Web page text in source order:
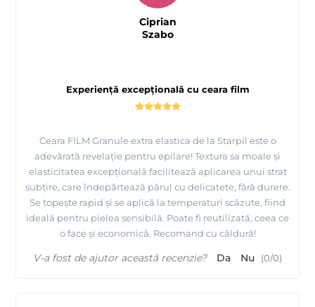
Experiență excepțională cu ceara film
Ceara FILM Granule extra elastica de la Starpil este o
adevărată revelație pentru epilare! Textura sa moale și
elasticitatea excepțională facilitează aplicarea unui strat
subțire, care îndepărtează părul cu delicatețe, fără durere.
Se topește rapid și se aplică la temperaturi scăzute, fiind
ideală pentru pielea sensibilă. Poate fi reutilizată, ceea ce
o face și economică. Recomand cu căldură!
Ciprian
Szabo
V-a fost de ajutor această recenzie? Da Nu (0/0)